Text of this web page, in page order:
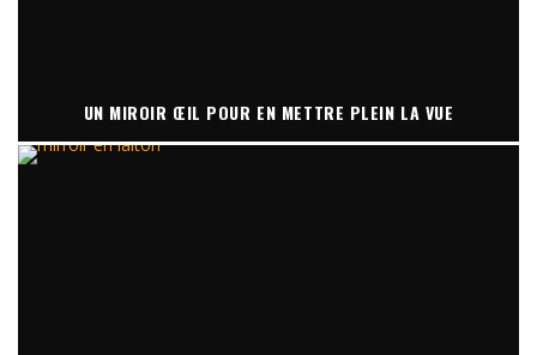
UN MIROIR ŒIL POUR EN METTRE PLEIN LA VUE